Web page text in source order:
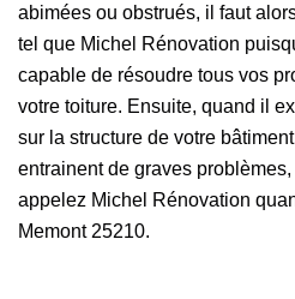
abimées ou obstrués, il faut
tel que Michel Rénovation
capable de résoudre tous vos
votre toiture. Ensuite, quand il
sur la structure de votre
entrainent de graves
appelez Michel Rénovation
Memont 25210.